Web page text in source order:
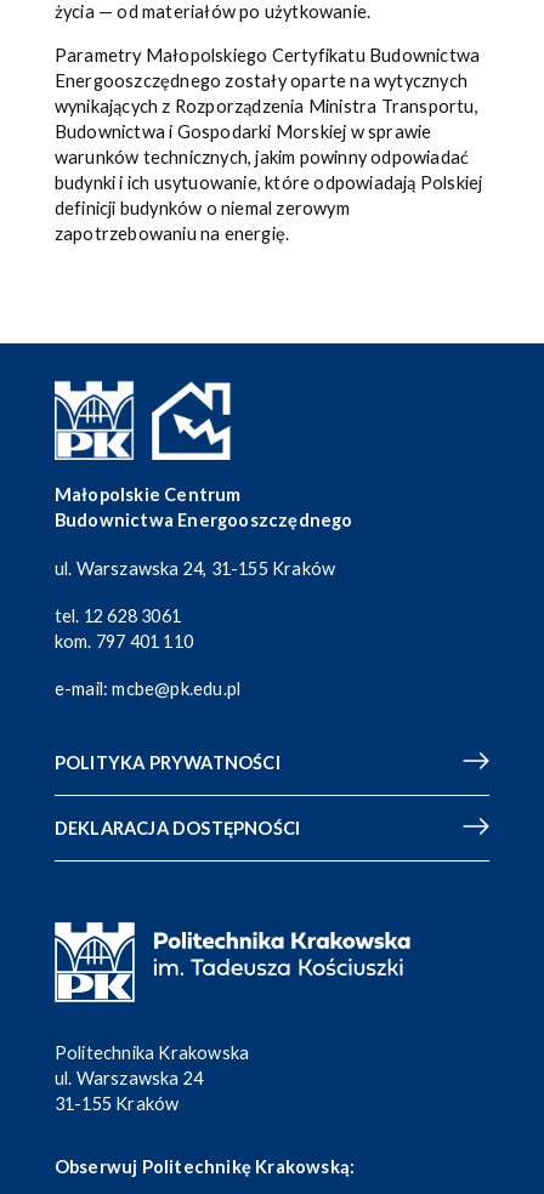
życia — od materiałów po użytkowanie.
Parametry Małopolskiego Certyfikatu Budownictwa
Energooszczędnego zostały oparte na wytycznych
wynikających z Rozporządzenia Ministra Transportu,
Budownictwa i Gospodarki Morskiej w sprawie
warunków technicznych, jakim powinny odpowiadać
budynki i ich usytuowanie, które odpowiadają Polskiej
definicji budynków o niemal zerowym
zapotrzebowaniu na energię.
Małopolskie Centrum
Budownictwa Energooszczędnego
ul. Warszawska 24, 31-155 Kraków
tel. 12 628 3061
kom. 797 401 110
e-mail:mcbe@pk.edu.pl
POLITYKA PRYWATNOŚCI
DEKLARACJA DOSTĘPNOŚCI
Politechnika Krakowska
ul. Warszawska 24
31-155 Kraków
Obserwuj Politechnikę Krakowską: